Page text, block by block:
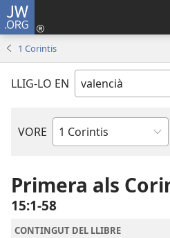
JW.ORG
1 Corintis
LLIG-LO EN
VORE
Llibre
Primera als
15:1-58
CONTINGUT DEL LLIBRE